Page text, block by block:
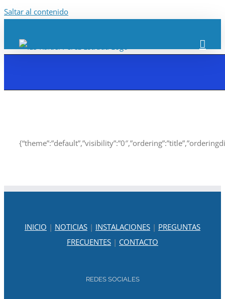
Saltar al contenido
INICIO | NOTICIAS | INSTALACIONES | PREGUNTAS
FRECUENTES | CONTACTO
REDES SOCIALES